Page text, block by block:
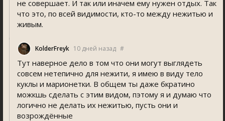
не совершает. И так или иначем ему нужен отдых. Так
что это, по всей видимости, кто-то между нежитью и
живым.
KolderFreyk 10 дней назад #
Тут наверное дело в том что они могут выглядеть
совсем нетепично для нежити, я имею в виду тело
куклы и марионетки. В общем ты даже бкратино
можкшь сделать с этим видом, пэтому я и думаю что
логично не делать их нежитью, пусть они и
возрождённые